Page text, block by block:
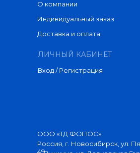
Доставка и оплата
ЛИЧНЫЙ КАБИНЕТ
Вход / Регистрация
О компании
Индивидуальный заказ
Россия, г. Новосибирск, ул.
ООО «ТД ФОПОС»